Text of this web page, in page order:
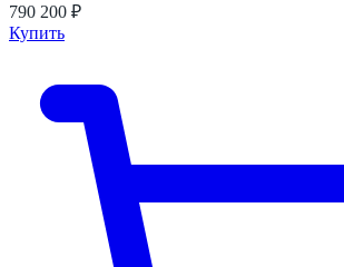
790 200 ₽
Купить